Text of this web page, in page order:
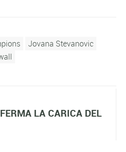
Jovana Stevanovic
LA CARICA DEL